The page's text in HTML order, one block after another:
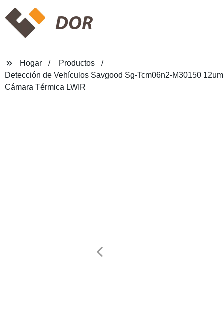
DOR
Hogar
Productos
Detección de Vehículos Savgood Sg-Tcm06n2-M30150
Cámara Térmica LWIR